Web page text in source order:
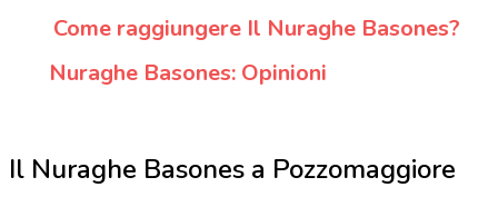
Come raggiungere Il Nuraghe Basones?
Nuraghe Basones: Opinioni
Il Nuraghe Basones a Pozzomaggiore